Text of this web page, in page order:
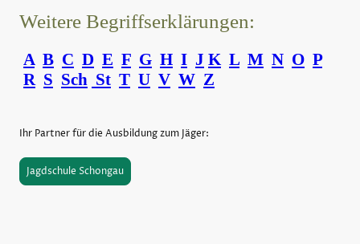
Weitere Begriffserklärungen:
A B C D E F G H I J K L M N O P
R S Sch St T U V W Z
Ihr Partner für die Ausbildung zum Jäger:
Jagdschule Schongau